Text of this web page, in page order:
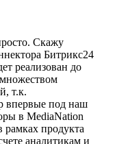
Скажу
Битрикс24
реализован до
т.к.
впервые под наш
в MediaNation
продукта
аналитикам и